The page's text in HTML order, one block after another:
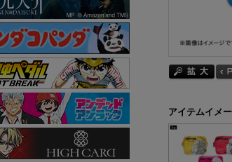
アイテムイメ